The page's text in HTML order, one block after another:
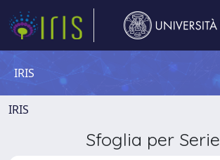
IRIS
IRIS
Sfoglia per Serie